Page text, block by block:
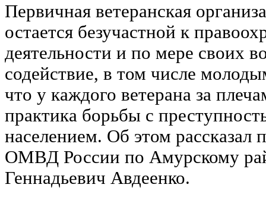
Первичная ветеранская
остается безучастной к
деятельности и по мере своих
содействие, в том числе
что у каждого ветерана за
практика борьбы с
населением. Об этом рассказал
ОМВД России по Амурскому
Геннадьевич Авдеенко.